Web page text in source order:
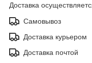
Доставка
Самовывоз
Доставка курьером
Доставка почтой